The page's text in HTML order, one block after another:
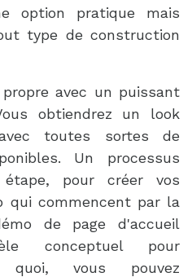
option pratique mais
type de construction
avec un puissant
obtiendrez un look
toutes sortes de
Un processus
pour créer vos
qui commencent par la
de page d'accueil
conceptuel pour
quoi, vous pouvez